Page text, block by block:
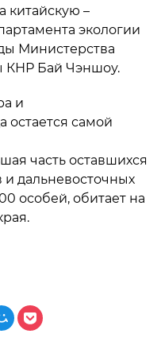
–
экологии
Министерства
КНР Бай Чэншоу.
и
остается самой
часть оставшихся
и дальневосточных
особей, обитает на